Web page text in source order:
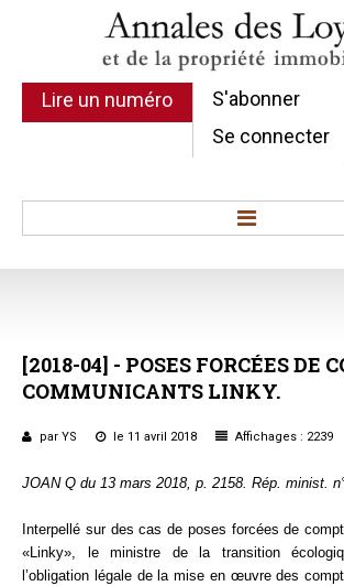
Lire un numéro
S'abonner
Se connecter
Sommaires
Chroniques
Etudes de texte
Conclusions et Rapports
Formez-vous !
[2018-04] - POSES FORCÉESDE
COMMUNICANTS LINKY.
par YS le 11 avril 2018 Affichages : 2239
JOAN Q du 13 mars 2018, p. 2158. Rép. minist.
Interpellé sur des cas de poses forcées de
«Linky», le ministre de la transition
l’obligation légale de la mise en œuvre des